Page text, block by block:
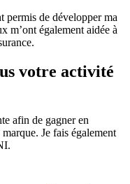
permis de développer ma
m’ont également aidée à
votre activité
afin de gagner en
Je fais également